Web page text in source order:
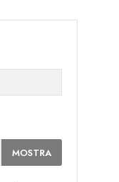
MOSTRA